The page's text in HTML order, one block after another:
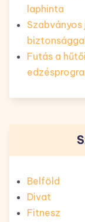
laphinta
Futás a
Belföld
Divat
Fitnesz